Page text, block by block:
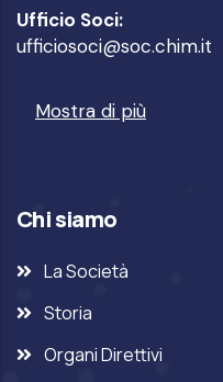
Ufficio Soci:
ufficiosoci@soc.chim.it
Mostra di più
Chi siamo
La Società
Storia
Organi Direttivi